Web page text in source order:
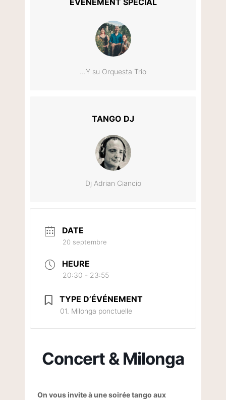
ÉVÉNEMENT SPÉCIAL
...Y su Orquesta Trio
TANGO DJ
Dj Adrian Ciancio
DATE
20 septembre
HEURE
20:30 - 23:55
TYPE D’ÉVÉNEMENT
01. Milonga ponctuelle
Concert & Milonga
On vous invite à une soirée tango aux